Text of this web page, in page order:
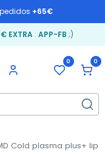
+65€
EXTRA: APP-FB ;)
0 0
Cold plasma plus+ lip